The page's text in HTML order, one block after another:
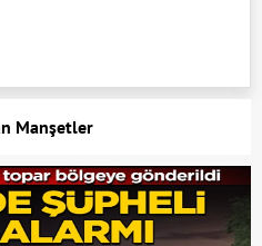
Manşetler